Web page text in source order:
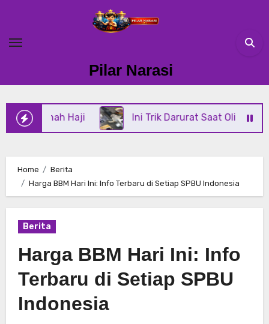
content
Pilar Narasi
Haji Ini Trik Darurat Saat Oli Power Steering
Home
Berita
Harga BBM Hari Ini: Info Terbaru di Setiap SPBU Indonesia
Berita
Harga BBM Hari Ini: Info
Terbaru di Setiap SPBU
Indonesia